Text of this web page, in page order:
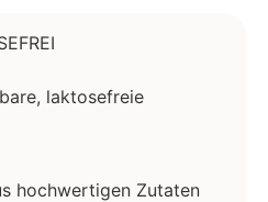
laktosefreie
hochwertigen Zutaten